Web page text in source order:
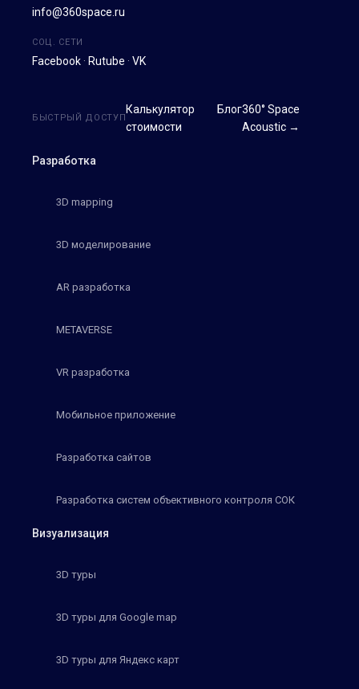
info@360space.ru
СОЦ. СЕТИ
Facebook · Rutube · VK
Разработка
3D mapping
3D моделирование
AR разработка
METAVERSE
VR разработка
Мобильное приложение
Разработка сайтов
Разработка систем объективного контроля СОК
Визуализация
3D туры
3D туры для Google map
3D туры для Яндекс карт
БЫСТРЫЙ ДОСТУП
Калькулятор
стоимости
Блог360° Space
Acoustic →